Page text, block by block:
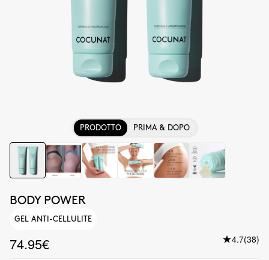
PRODOTTO PRIMA & DOPO
BODY POWER
GEL ANTI-CELLULITE
74.95€ 4.7(38)